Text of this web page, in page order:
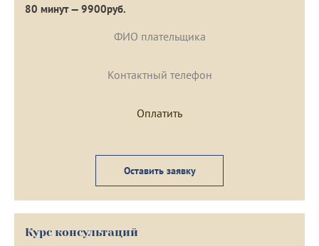
80 минут — 9900руб.
Оставить заявку
Курс консультаций